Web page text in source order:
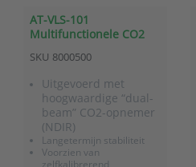
AT-VLS-101
Multifunctionele CO2
relaisuitgangen
SKU 8000500
Uitgevoerd met
hoogwaardige “dual-
beam” CO2-opnemer
(NDIR)
Langetermijn stabiliteit
Voorzien van